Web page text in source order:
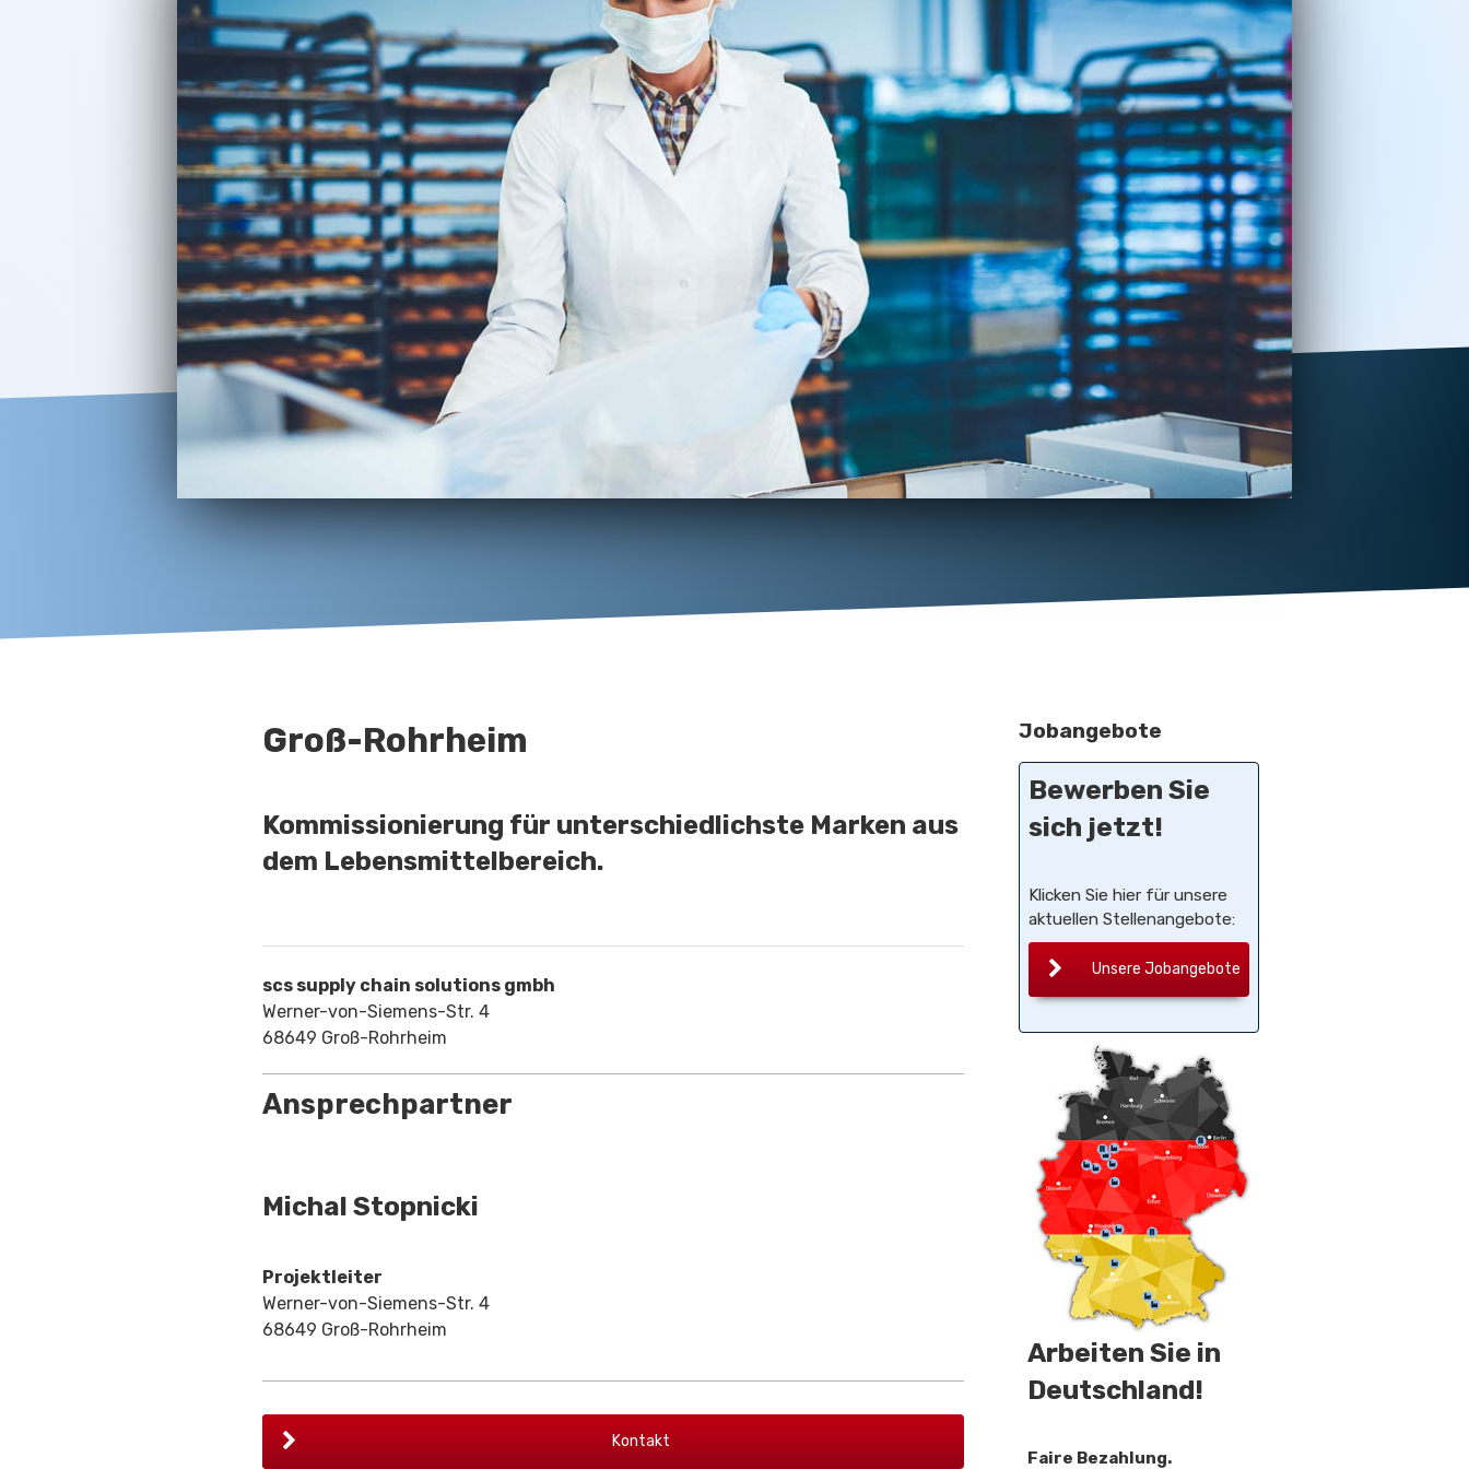
Groß-Rohrheim
Kommissionierung für unterschiedlichste Marken aus
dem Lebensmittelbereich.
scs supply chain solutions gmbh
Werner-von-Siemens-Str. 4
68649 Groß-Rohrheim
Ansprechpartner
Michal Stopnicki
Projektleiter
Werner-von-Siemens-Str. 4
68649 Groß-Rohrheim
Kontakt
Jobangebote
Bewerben Sie
sich jetzt!
Klicken Sie hier für unsere
aktuellen Stellenangebote:
Unsere Jobangebote
Arbeiten Sie in
Deutschland!
Faire Bezahlung.